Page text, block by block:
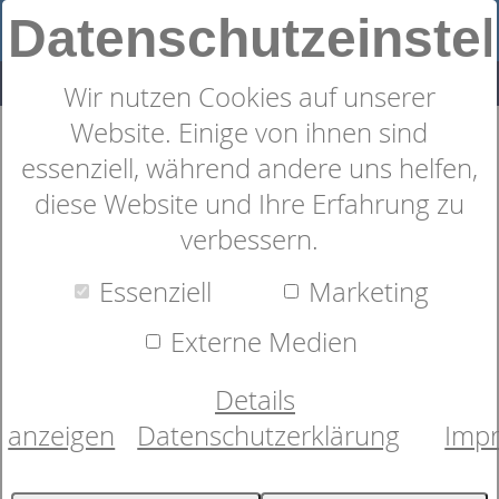
Wir nutzen Cookies auf unserer
Website. Einige von ihnen sind
essenziell, während andere uns helfen,
diese Website und Ihre Erfahrung zu
verbessern.
Essenziell
Marketing
Externe Medien
Details
anzeigen
Datenschutzerklärung
Lattoflex 16cm H3 fest MV/MV